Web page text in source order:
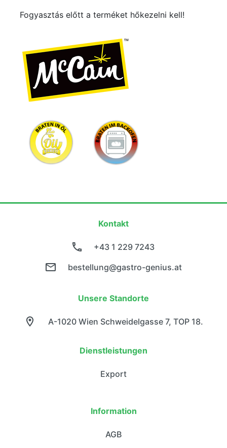
Fogyasztás előtt a terméket hőkezelni kell!
Kontakt
+43 1 229 7243
bestellung@gastro-genius.at
Unsere Standorte
A-1020 Wien Schweidelgasse 7, TOP 18.
Dienstleistungen
Export
Information
AGB